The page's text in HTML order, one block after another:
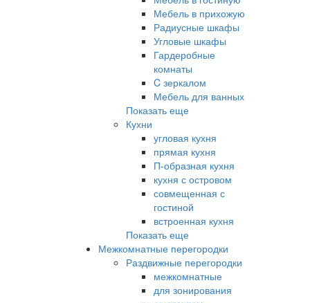
Мебель в прихожую
Радиусные шкафы
Угловые шкафы
Гардеробные
комнаты
C зеркалом
Мебель для ванных
Показать еще
Кухни
угловая кухня
прямая кухня
П-образная кухня
кухня с островом
совмещенная с
гостиной
встроенная кухня
Показать еще
Межкомнатные перегородки
Раздвижные перегородки
межкомнатные
для зонирования